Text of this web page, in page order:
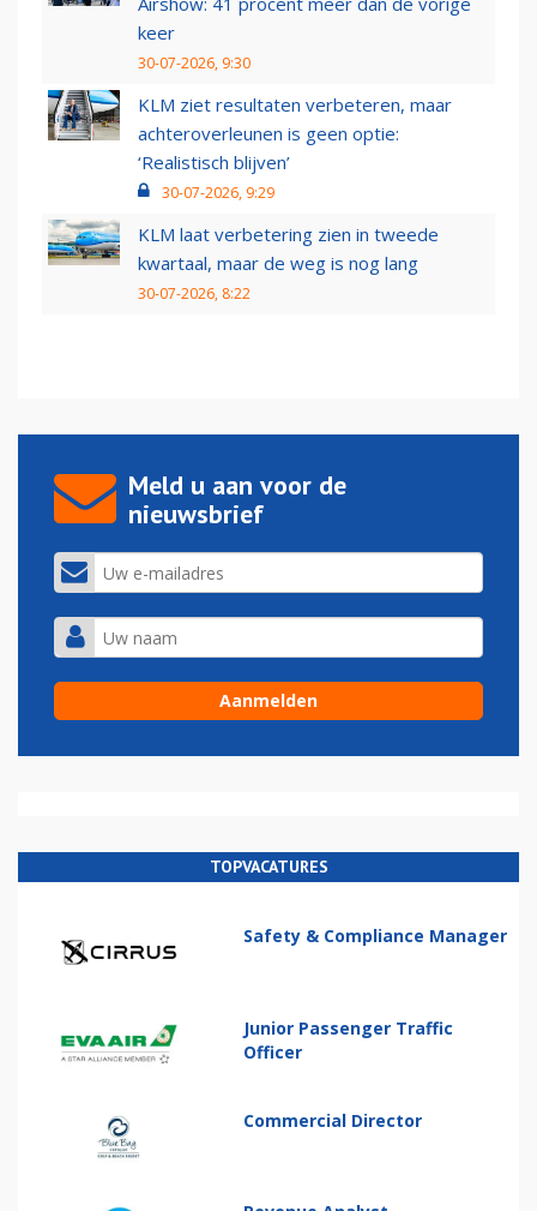
keer
30-07-2026, 9:30
KLM ziet resultaten verbeteren, maar
achteroverleunen is geen optie:
‘Realistisch blijven’
30-07-2026, 9:29
KLM laat verbetering zien in tweede
kwartaal, maar de weg is nog lang
30-07-2026, 8:22
Meld u aan voor de
nieuwsbrief
TOPVACATURES
Safety & Compliance Manager
Junior Passenger Traffic
Officer
Commercial Director